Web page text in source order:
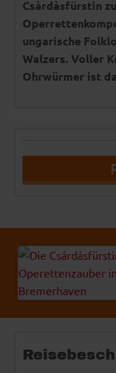
Csàrdàsfürstin
ungarische
Walzers. Voller
Ohrwürmer ist
© Easy-BUS